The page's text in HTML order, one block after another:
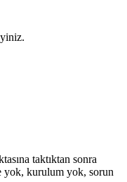
taktıktan sonra
yok, kurulum yok, sorun